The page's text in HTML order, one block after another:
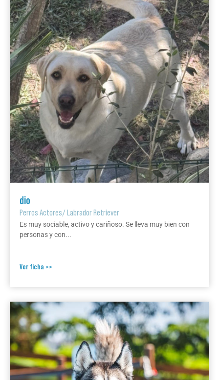
dio
Perros Actores/Labrador Retriever
Es muy sociable, activo y cariñoso. Se lleva muy bien con
personas y con...
Ver ficha >>